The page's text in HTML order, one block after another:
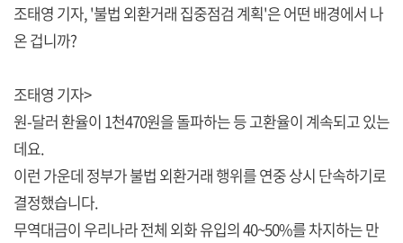
조태영 기자, '불법 외환거래 집중점검 계획'은 어떤 배경에서 나
온 겁니까?
조태영 기자>
원-달러 환율이 1천470원을 돌파하는 등 고환율이 계속되고 있는
데요.
이런 가운데 정부가 불법 외환거래 행위를 연중 상시 단속하기로
결정했습니다.
무역대금이 우리나라 전체 외화 유입의 40~50%를 차지하는 만